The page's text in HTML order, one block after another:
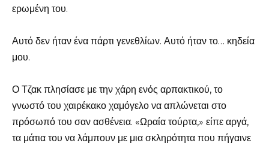
ερωμένη του.
Αυτό δεν ήταν ένα πάρτι γενεθλίων. Αυτό ήταν το… κηδεία
μου.
Ο Τζακ πλησίασε με την χάρη ενός αρπακτικού, το
γνωστό του χαιρέκακο χαμόγελο να απλώνεται στο
πρόσωπό του σαν ασθένεια. «Ωραία τούρτα,» είπε αργά,
τα μάτια του να λάμπουν με μια σκληρότητα που πήγαινε